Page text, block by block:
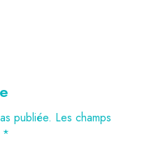
publiée. Les champs
*